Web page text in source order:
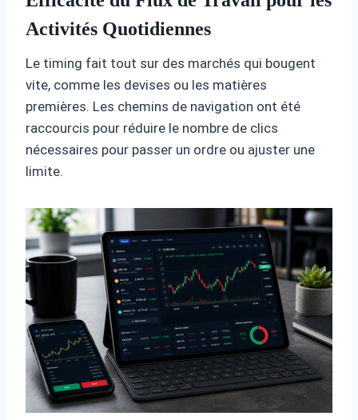
Activités Quotidiennes
Le timing fait tout sur des marchés qui bougent
vite, comme les devises ou les matières
premières. Les chemins de navigation ont été
raccourcis pour réduire le nombre de clics
nécessaires pour passer un ordre ou ajuster une
limite.